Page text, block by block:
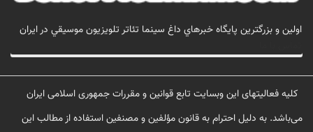
اولين و بزرگترين پايگاه خبرهاي داغ سينما تئاتر تلويزيون موسيقي در ايران
کلیه فعالیتهای این وبسایت تابع قوانین و مقررات جمهوری اسلامی ایران
می‌باشد. به دلیل احترام به قانون مؤلفین و مصنفین استفاده از مطالب این